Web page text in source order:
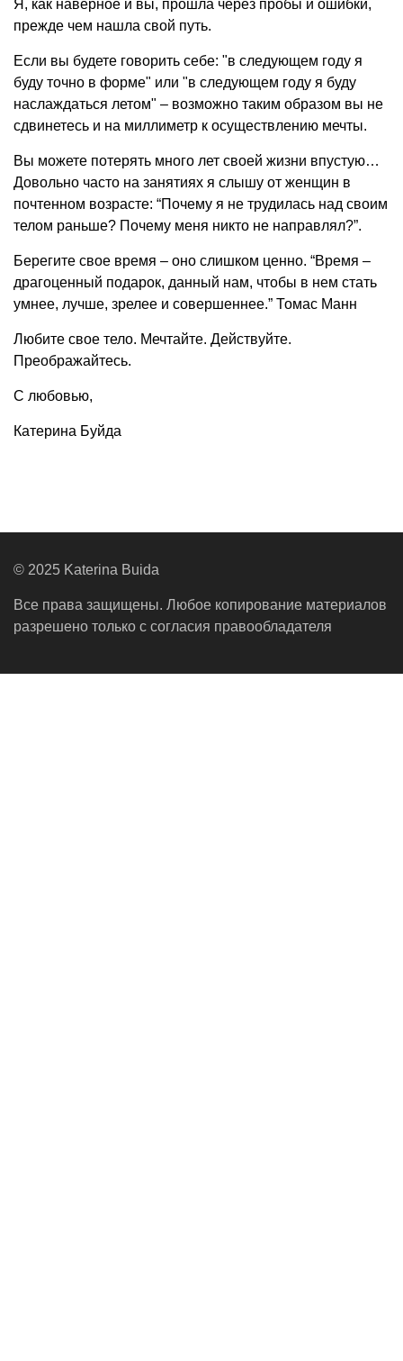
Я, как наверное и вы, прошла через пробы и ошибки,
прежде чем нашла свой путь.
Если вы будете говорить себе: "в следующем году я
буду точно в форме" или "в следующем году я буду
наслаждаться летом" – возможно таким образом вы не
сдвинетесь и на миллиметр к осуществлению мечты.
Вы можете потерять много лет своей жизни впустую…
Довольно часто на занятиях я слышу от женщин в
почтенном возрасте: “Почему я не трудилась над своим
телом раньше? Почему меня никто не направлял?”.
Берегите свое время – оно слишком ценно. “Время –
драгоценный подарок, данный нам, чтобы в нем стать
умнее, лучше, зрелее и совершеннее.” Томас Манн
Любите свое тело. Мечтайте. Действуйте.
Преображайтесь.
С любовью,
Катерина Буйда
© 2025 Katerina Buida
Все права защищены. Любое копирование материалов
разрешено только с согласия правообладателя